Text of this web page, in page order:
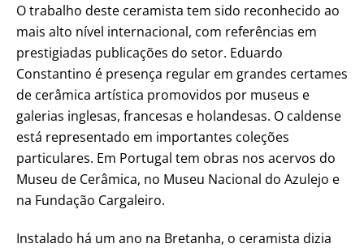
O trabalho deste ceramista tem sido reconhecido ao
mais alto nível internacional, com referências em
prestigiadas publicações do setor. Eduardo
Constantino é presença regular em grandes certames
de cerâmica artística promovidos por museus e
galerias inglesas, francesas e holandesas. O caldense
está representado em importantes coleções
particulares. Em Portugal tem obras nos acervos do
Museu de Cerâmica, no Museu Nacional do Azulejo e
na Fundação Cargaleiro.
Instalado há um ano na Bretanha, o ceramista dizia